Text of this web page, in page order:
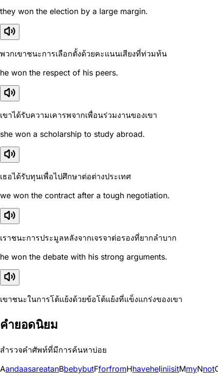
they won the election by a large margin.
พวกเขาชนะการเลือกตั้งด้วยคะแนนเสียงที่ท่วมท้น
he won the respect of his peers.
เขาได้รับความเคารพจากเพื่อนร่วมงานของเขา
she won a scholarship to study abroad.
เธอได้รับทุนเพื่อไปศึกษาต่อต่างประเทศ
we won the contract after a tough negotiation.
เราชนะการประมูลหลังจากเจรจาต่อรองที่ยากลำบาก
he won the debate with his strong arguments.
เขาชนะในการโต้แย้งด้วยข้อโต้แย้งที่แข็งแกร่งของเขา
คำยอดนิยม
สำรวจคำศัพท์ที่มีการค้นหาบ่อย
AandaasareatanBbebybutFforfromHhaveheIiniisitMmyNnot